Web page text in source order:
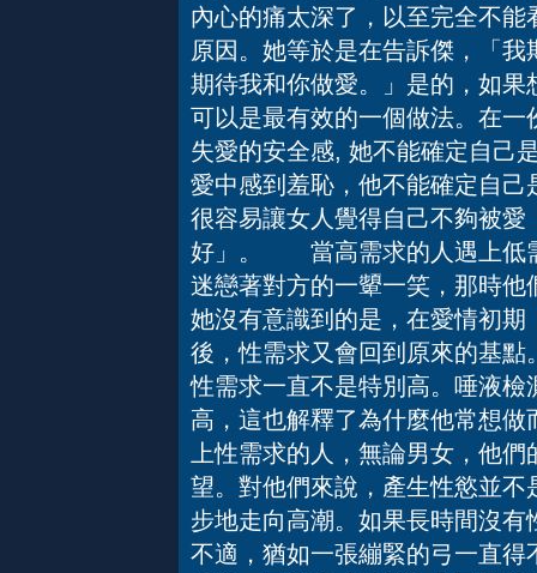
內心的痛太深了，以至完全不
原因。她等於是在告訴傑，「
期待我和你做愛。」是的，如
可以是最有效的一個做法。在
失愛的安全感, 她不能確定自己
愛中感到羞恥，他不能確定自
很容易讓女人覺得自己不夠被
好」。 當高需求的人遇上低
迷戀著對方的一顰一笑，那時
她沒有意識到的是，在愛情初
後，性需求又會回到原來的基
性需求一直不是特別高。唾液
高，這也解釋了為什麼他常想
上性需求的人，無論男女，他
望。對他們來說，產生性慾並
步地走向高潮。如果長時間沒
不適，猶如一張繃緊的弓一直